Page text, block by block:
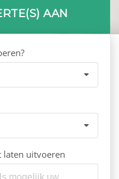
AAN
laten uitvoeren